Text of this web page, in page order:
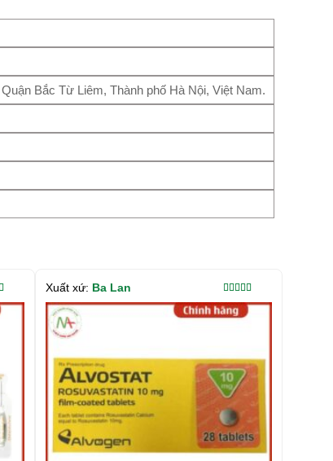
Bắc Từ Liêm, Thành phố Hà Nội, Việt Nam.
Được xếp
hạng 4.00
5 sao
Xuất xứ: Ba Lan